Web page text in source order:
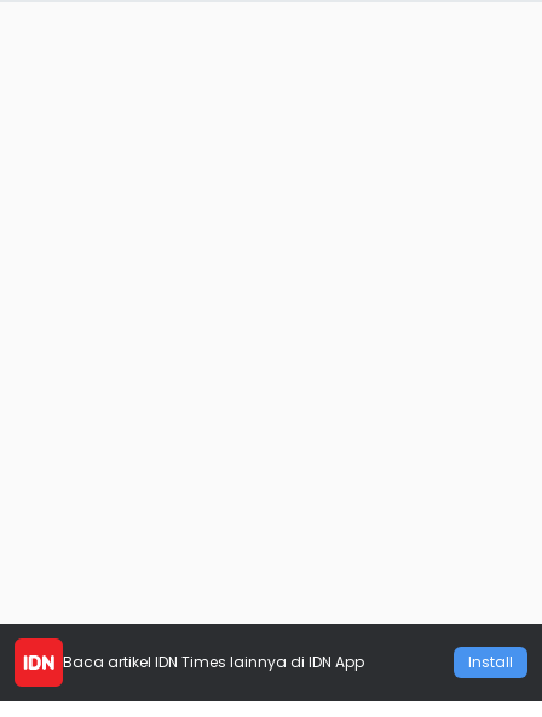
Baca artikel IDN Times lainnya di IDN App Install